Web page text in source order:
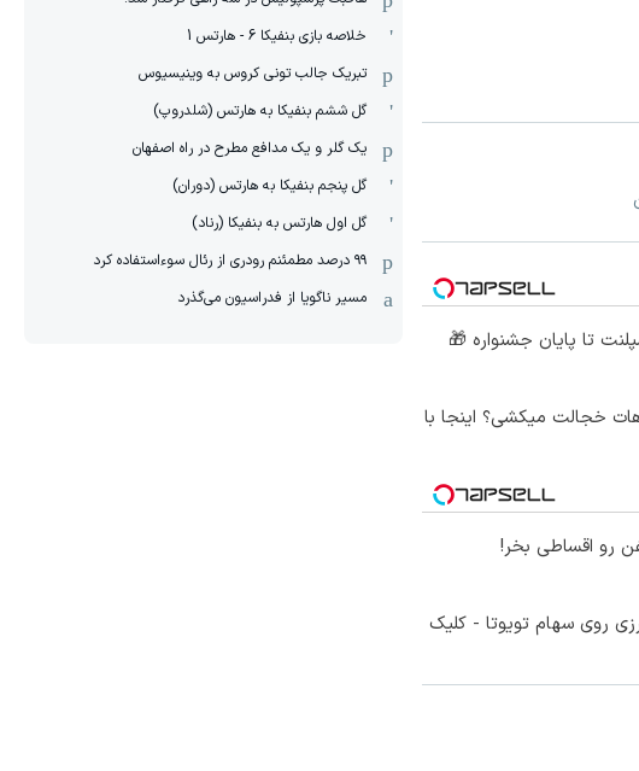
خجالت میکشی؟ اینجا با
رو اقساطی بخر!
روی سهام تویوتا - کلیک
خلاصه بازی بنفیکا 6 - هارتس 1
تبریک جالب تونی کروس به وینیسیوس
گل ششم بنفیکا به هارتس (شلدروپ)
یک گلر و یک مدافع مطرح در راه اصفهان
گل پنجم بنفیکا به هارتس (دوران)
گل اول هارتس به بنفیکا (رناد)
۹۹ درصد مطمئنم رودری از رئال سوءاستفاده کرد
مسیر ناگویا از فدراسیون می‌گذرد